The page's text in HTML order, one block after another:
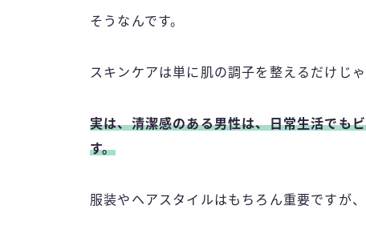
そうなんです。
スキンケアは単に肌の調子を整えるだけじゃ
実は、清潔感のある男性は、日常生活でも
す。
服装やヘアスタイルはもちろん重要ですが